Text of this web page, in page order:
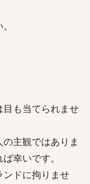
目も当てられませ
主観ではありま
幸いです。
ンドに拘りませ